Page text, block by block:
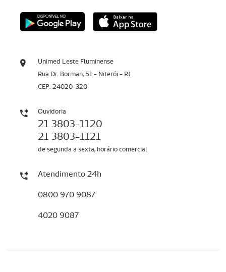
Unimed Leste Fluminense
Rua Dr. Borman, 51 - Niterói - RJ
CEP: 24020-320
Ouvidoria
21 3803-1120
21 3803-1121
de segunda a sexta, horário comercial
Atendimento 24h
0800 970 9087
4020 9087